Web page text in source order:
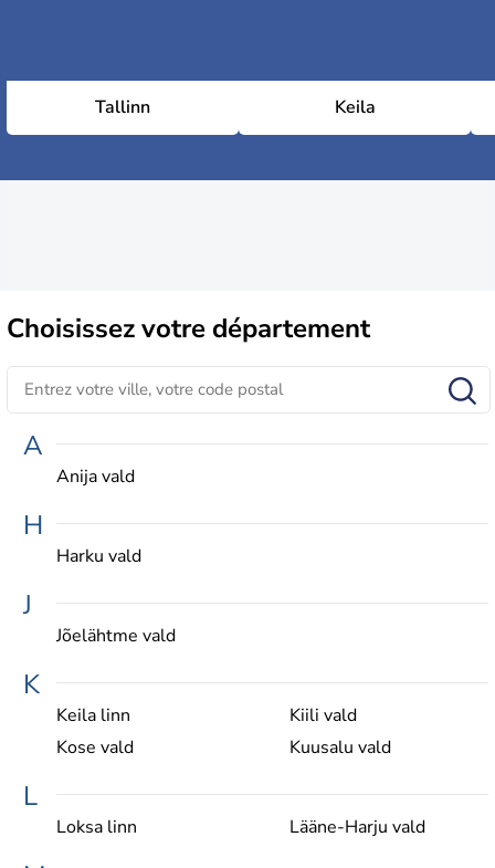
Tallinn Keila
Choisissezvotre département
A
Anija vald
H
Harku vald
J
Jõelähtme vald
K
Keila linn
Kiili vald
Kose vald
Kuusalu vald
L
Loksa linn Lääne-Harju vald